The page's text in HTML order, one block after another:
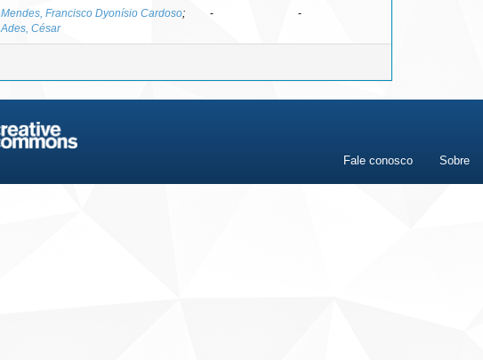
Mendes, Francisco Dyonísio Cardoso;
Ades, César
- -
Fale conosco Sobre